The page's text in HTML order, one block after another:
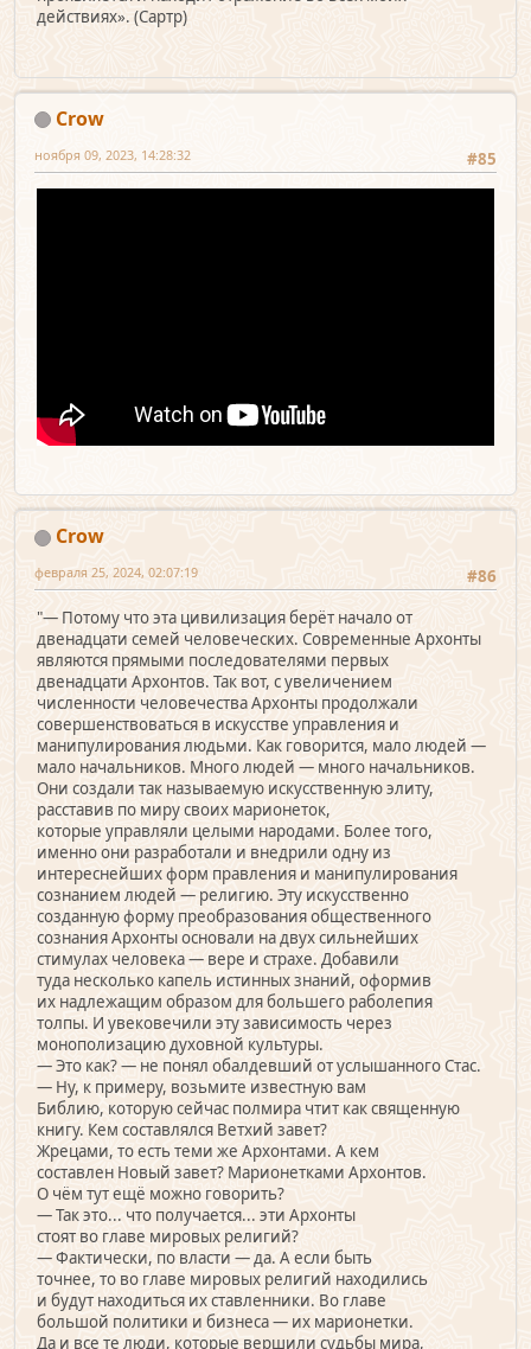
действиях». (Сартр)
Crow
#85
ноября 09, 2023, 14:28:32
Crow
#86
февраля 25, 2024, 02:07:19
"— Потому что эта цивилизация берёт начало от
двенадцати семей человеческих. Современные Архонты
являются прямыми последователями первых
двенадцати Архонтов. Так вот, с увеличением
численности человечества Архонты продолжали
совершенствоваться в искусстве управления и
манипулирования людьми. Как говорится, мало людей —
мало начальников. Много людей — много начальников.
Они создали так называемую искусственную элиту,
расставив по миру своих марионеток,
которые управляли целыми народами. Более того,
именно они разработали и внедрили одну из
интереснейших форм правления и манипулирования
сознанием людей — религию. Эту искусственно
созданную форму преобразования общественного
сознания Архонты основали на двух сильнейших
стимулах человека — вере и страхе. Добавили
туда несколько капель истинных знаний, оформив
их надлежащим образом для большего раболепия
толпы. И увековечили эту зависимость через
монополизацию духовной культуры.
— Это как? — не понял обалдевший от услышанного Стас.
— Ну, к примеру, возьмите известную вам
Библию, которую сейчас полмира чтит как священную
книгу. Кем составлялся Ветхий завет?
Жрецами, то есть теми же Архонтами. А кем
составлен Новый завет? Марионетками Архонтов.
О чём тут ещё можно говорить?
— Так это... что получается... эти Архонты
стоят во главе мировых религий?
— Фактически, по власти — да. А если быть
точнее, то во главе мировых религий находились
и будут находиться их ставленники. Во главе
большой политики и бизнеса — их марионетки.
Да и все те люди, которые вершили судьбы мира,